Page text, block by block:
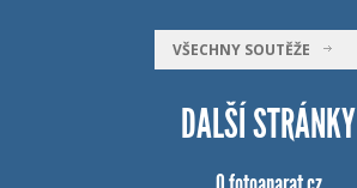
VŠECHNY SOUTĚŽE
DALŠÍ STRÁNKY